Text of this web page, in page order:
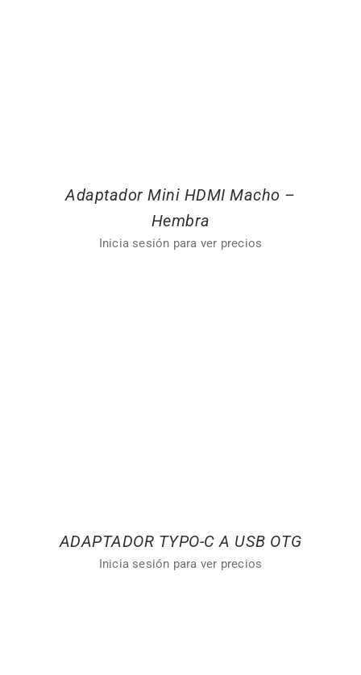
Adaptador Mini HDMI Macho –
Hembra
Inicia sesión para ver precios
ADAPTADOR TYPO-C A USB OTG
Inicia sesión para ver precios